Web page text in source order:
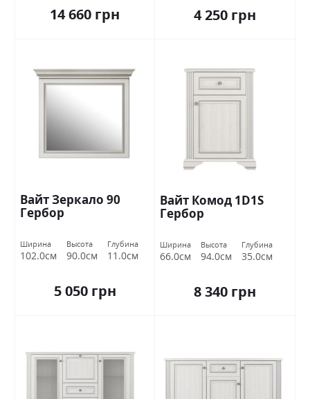
14 660 грн 4 250 грн
Вайт Зеркало 90
Гербор
Ширина
102.0см
Высота
90.0см
Глубина
11.0см
5 050 грн
Вайт Комод 1D1S
Гербор
Ширина
66.0см
Высота
94.0см
Глубина
35.0см
8 340 грн